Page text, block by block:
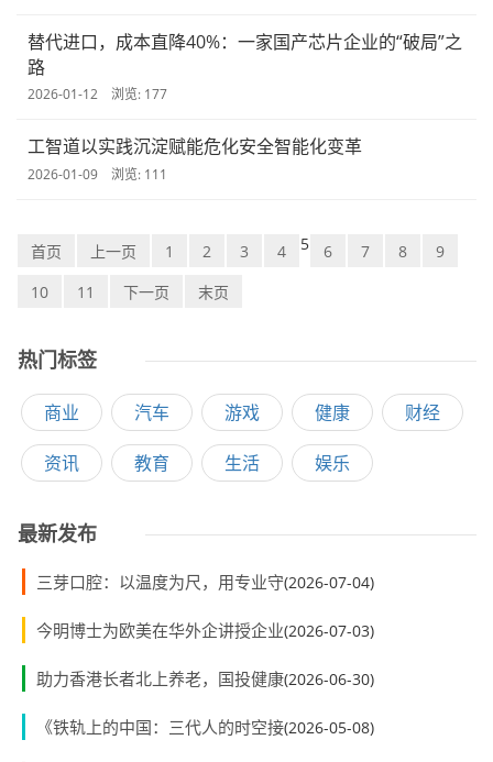
替代进口，成本直降40%：一家国产芯片企业的“破局”之
路
2026-01-12 浏览: 177
工智道以实践沉淀赋能危化安全智能化变革
2026-01-09 浏览: 111
首页 上一页 1 2 3 4 5 6 7 8
9
10
11 下一页 末页
热门标签
商业 汽车 游戏 健康 财经
资讯 教育 生活 娱乐
最新发布
三芽口腔：以温度为尺，用专业守(2026-07-04)
今明博士为欧美在华外企讲授企业(2026-07-03)
助力香港长者北上养老，国投健康(2026-06-30)
《铁轨上的中国：三代人的时空接(2026-05-08)